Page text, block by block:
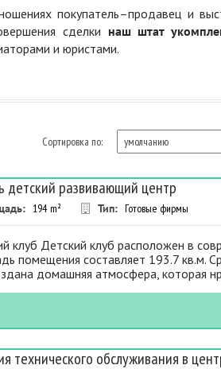
покупатель–продавец и
сделки наш штат
и юристами.
Сортировка по:
детский развивающий центр
194 m² Тип: Готовые фирмы
клуб Детский клуб расположен в
помещения составляет 193.7 кв.м.
домашняя атмосфера, которая
технического обслуживания в